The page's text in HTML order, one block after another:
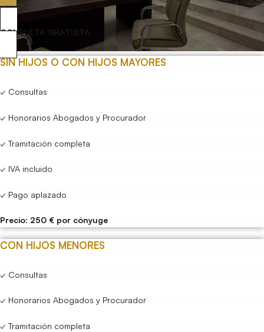
CONSULTA GRATUITA
SIN HIJOS O CON HIJOS MAYORES
✓ Consultas
✓ Honorarios Abogados y Procurador
✓ Tramitación completa
✓ IVA incluido
✓ Pago aplazado
Precio: 250 € por cónyuge
CON HIJOS MENORES
✓ Consultas
✓ Honorarios Abogados y Procurador
✓ Tramitación completa